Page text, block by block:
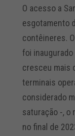
O acesso a
esgotamento
contêineres.
foi
cresceu mais
terminais
considerado
saturação -,
no final de